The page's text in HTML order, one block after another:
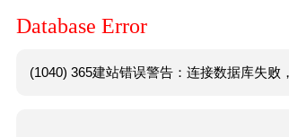
Database Error
(1040) 365建站错误警告：连接数据库失败